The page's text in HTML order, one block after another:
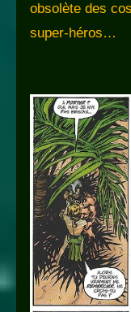
obsolète des
super-héros…